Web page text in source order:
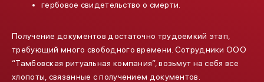
гербовое свидетельство о смерти.
Получение документов достаточно трудоемкий этап,
требующий много свободного времени. Сотрудники ООО
“Тамбовская ритуальная компания”, возьмут на себя все
хлопоты, связанные с получением документов.